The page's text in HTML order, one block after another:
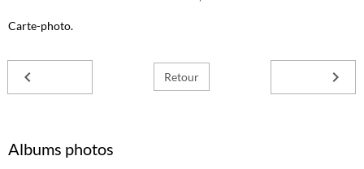
Carte-photo.
Retour
Albums photos